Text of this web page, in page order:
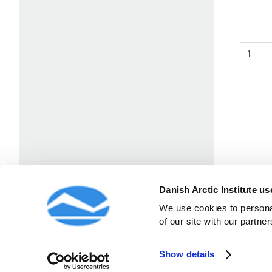
Danish Arctic Institute
We use cookies to
of our site with our
Show details
1